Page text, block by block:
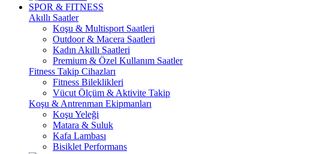
SPOR & FITNESS
Akıllı Saatler
Koşu & Multisport Saatleri
Outdoor & Macera Saatleri
Kadın Akıllı Saatleri
Premium & Özel Kullanım Saatler
Fitness Takip Cihazları
Fitness Bileklikleri
Vücut Ölçüm & Aktivite Takip
Koşu & Antrenman Ekipmanları
Koşu Yeleği
Matara & Suluk
Kafa Lambası
Bisiklet Performans